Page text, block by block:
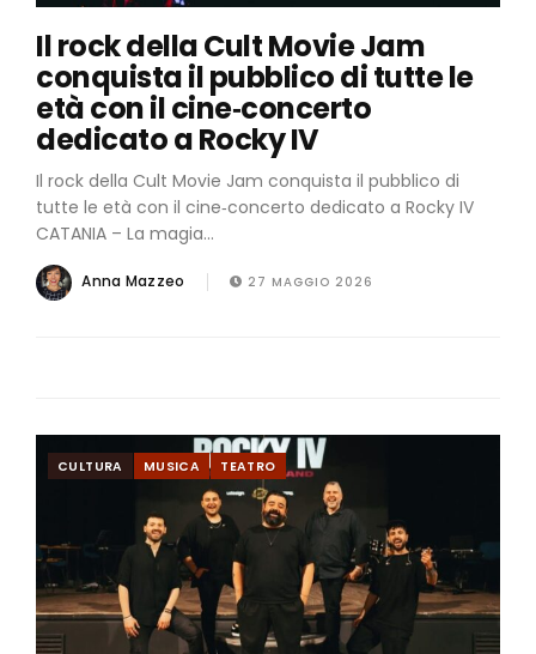
Il rock della Cult Movie Jam
conquista il pubblico di tutte le
età con il cine‑concerto
dedicato a Rocky IV
Il rock della Cult Movie Jam conquista il pubblico di
tutte le età con il cine‑concerto dedicato a Rocky IV
CATANIA – La magia...
Anna Mazzeo 27 MAGGIO 2026
CULTURA MUSICA TEATRO